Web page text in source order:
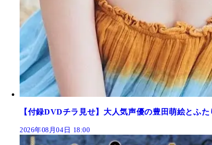
【付録DVDチラ見せ】大人気声優の豊田萌絵とふ
2026年08月04日 18:00